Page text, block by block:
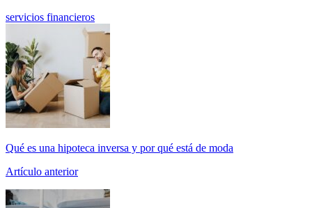
servicios financieros
Qué es una hipoteca inversa y por qué está de moda
Artículo anterior